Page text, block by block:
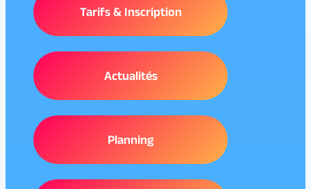
Tarifs & Inscription
Actualités
Planning